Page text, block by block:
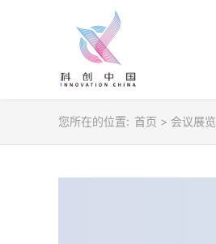
您所在的位置: 首页 > 会议展览